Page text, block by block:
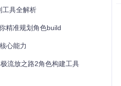
点。这种方法类似于软件开发中
工具全解析
精准规划角色build
心能力
流放之路2角色构建工具